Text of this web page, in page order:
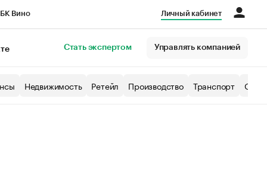
Вино Личный кабинет
Стать экспертом Управлять компанией
Недвижимость Ретейл Производство Транспорт